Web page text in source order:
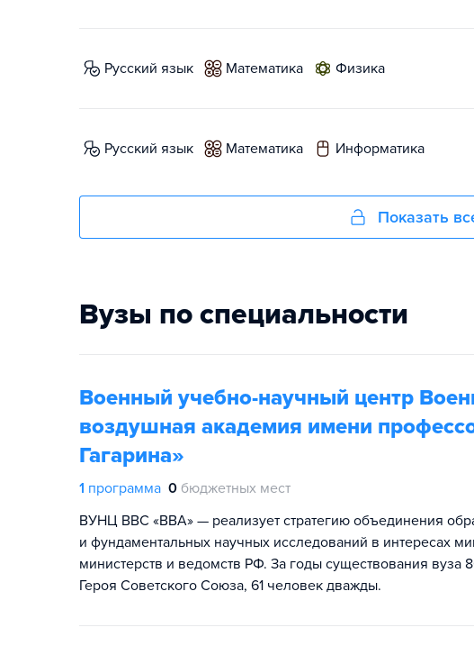
русский язык математика физика
русский язык математика информатика
Показать
Вузы по специальности
Военный учебно-научный центр
воздушная академия имени
Гагарина»
1 программа 0 бюджетных мест
ВУНЦ ВВС «ВВА» — реализует стратегию объединения
и фундаментальных научных исследований в интересах
министерств и ведомств РФ. За годы существования вуза
Героя Советского Союза, 61 человек дважды.